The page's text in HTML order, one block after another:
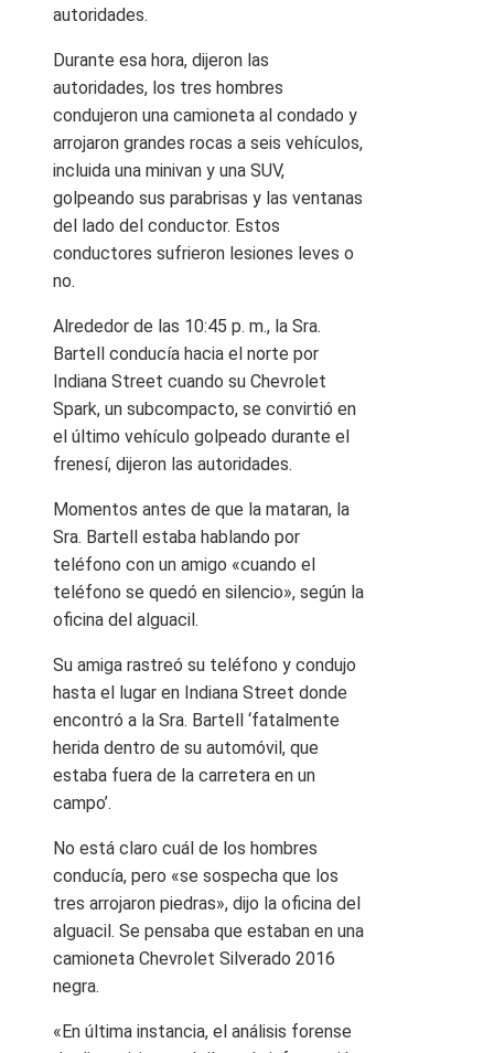
autoridades.
Durante esa hora, dijeron las
autoridades, los tres hombres
condujeron una camioneta al condado y
arrojaron grandes rocas a seis vehículos,
incluida una minivan y una SUV,
golpeando sus parabrisas y las ventanas
del lado del conductor. Estos
conductores sufrieron lesiones leves o
no.
Alrededor de las 10:45 p. m., la Sra.
Bartell conducía hacia el norte por
Indiana Street cuando su Chevrolet
Spark, un subcompacto, se convirtió en
el último vehículo golpeado durante el
frenesí, dijeron las autoridades.
Momentos antes de que la mataran, la
Sra. Bartell estaba hablando por
teléfono con un amigo «cuando el
teléfono se quedó en silencio», según la
oficina del alguacil.
Su amiga rastreó su teléfono y condujo
hasta el lugar en Indiana Street donde
encontró a la Sra. Bartell ‘fatalmente
herida dentro de su automóvil, que
estaba fuera de la carretera en un
campo’.
No está claro cuál de los hombres
conducía, pero «se sospecha que los
tres arrojaron piedras», dijo la oficina del
alguacil. Se pensaba que estaban en una
camioneta Chevrolet Silverado 2016
negra.
«En última instancia, el análisis forense